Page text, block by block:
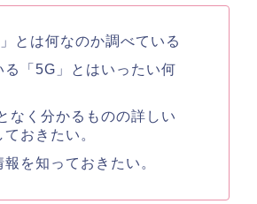
とは何なのか調べている
「5G」とはいったい何
なく分かるものの詳しい
おきたい。
を知っておきたい。